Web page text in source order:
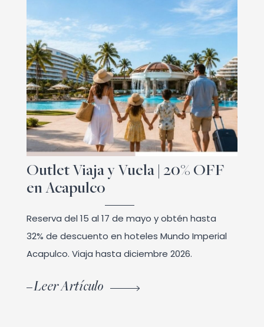
Outlet Viaja y Vuela | 20% OFF
en Acapulco
Reserva del 15 al 17 de mayo y obtén hasta
32% de descuento en hoteles Mundo Imperial
Acapulco. Viaja hasta diciembre 2026.
Leer Artículo